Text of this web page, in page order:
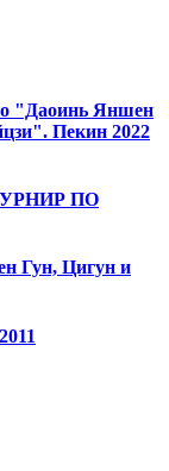
"Даоинь Яншен
Пекин 2022
ПО
Гун, Цигун и